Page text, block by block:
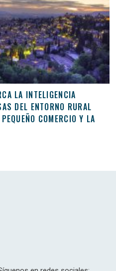
LA INTELIGENCIA
DEL ENTORNO RURAL
COMERCIO Y LA